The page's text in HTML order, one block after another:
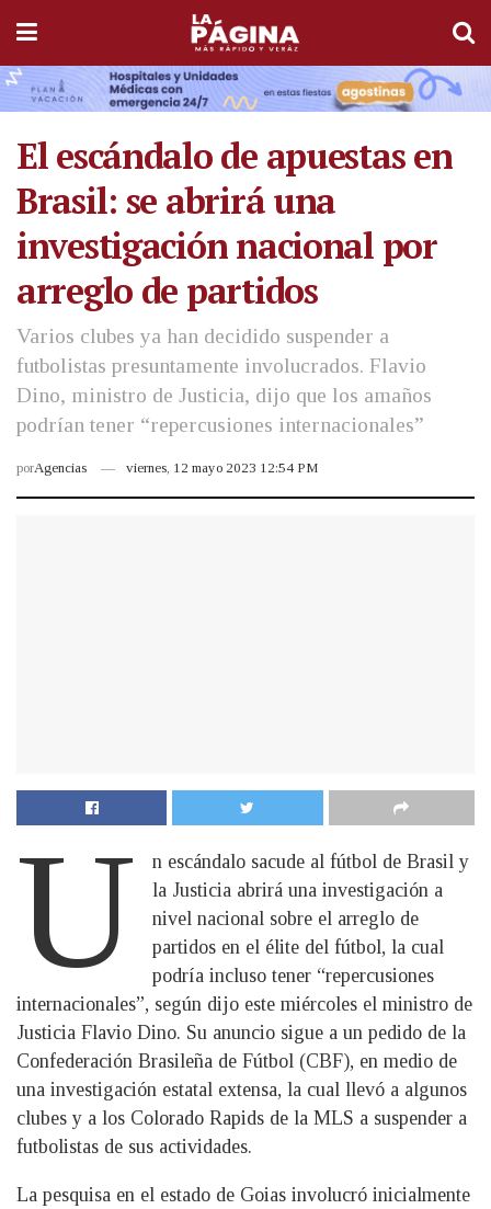
El escándalo de apuestas en
Brasil: se abrirá una
investigación nacional por
arreglo de partidos
Varios clubes ya han decidido suspender a
futbolistas presuntamente involucrados. Flavio
Dino, ministro de Justicia, dijo que los amaños
podrían tener “repercusiones internacionales”
porAgencias viernes, 12 mayo 2023 12:54 PM
U
n escándalo sacude al fútbol de Brasil y
la Justicia abrirá una investigación a
nivel nacional sobre el arreglo de
partidos en el élite del fútbol, la cual
podría incluso tener “repercusiones
internacionales”, según dijo este miércoles el ministro de
Justicia Flavio Dino. Su anuncio sigue a un pedido de la
Confederación Brasileña de Fútbol (CBF), en medio de
una investigación estatal extensa, la cual llevó a algunos
clubes y a los Colorado Rapids de la MLS a suspender a
futbolistas de sus actividades.
La pesquisa en el estado de Goias involucró inicialmente